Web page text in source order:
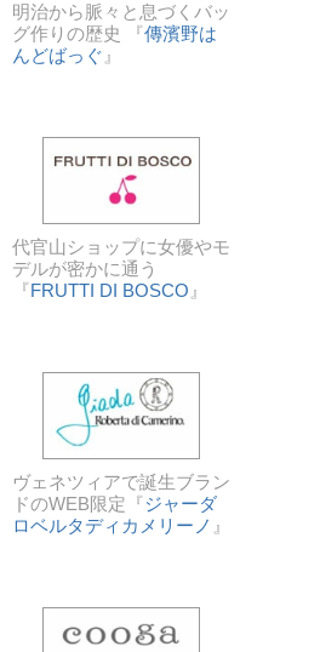
明治から脈々と息づくバッ
グ作りの歴史 『傳濱野は
んどばっぐ 』
代官山ショップに女優やモ
デルが密かに通う
『FRUTTI DI BOSCO 』
ヴェネツィアで誕生ブラン
ドのWEB限定『ジャーダ
ロベルタディカメリーノ 』